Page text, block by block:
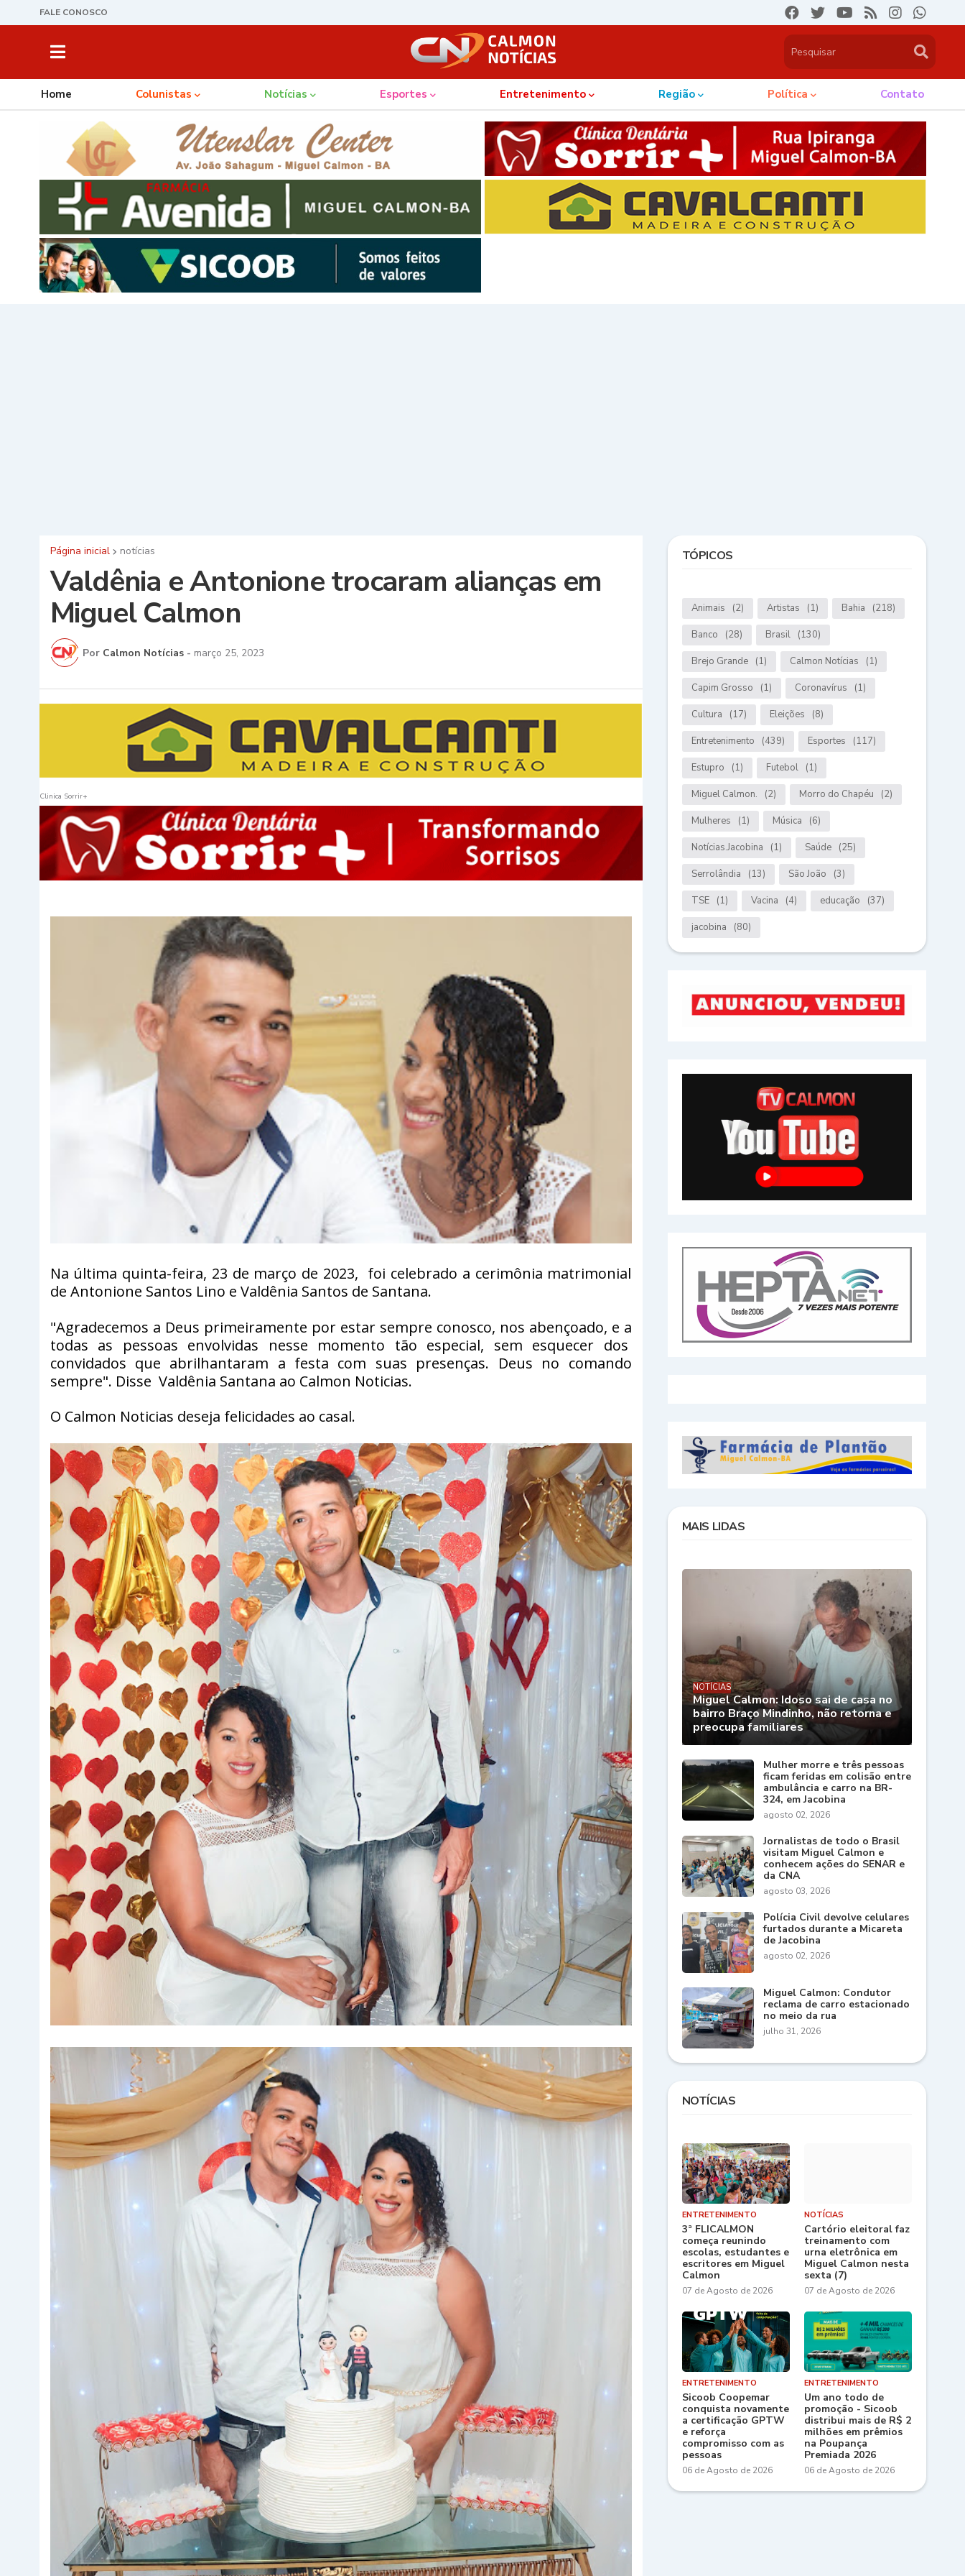
FALE CONOSCO
Home Colunistas Notícias Esportes Entretenimento Região Política Contato
Página inicial notícias
Valdênia e Antonione trocaram alianças em
Miguel Calmon
Por Calmon Notícias - março 25, 2023
Clinica Sorrir+
Na última quinta-feira, 23 de março de 2023, foi celebrado a cerimônia matrimonial
de Antonione Santos Lino e Valdênia Santos de Santana.
"Agradecemos a Deus primeiramente por estar sempre conosco, nos abençoado, e a
todas as pessoas envolvidas nesse momento tão especial, sem esquecer dos
convidados que abrilhantaram a festa com suas presenças. Deus no comando
sempre". Disse Valdênia Santana ao Calmon Noticias.
O Calmon Noticias deseja felicidades ao casal.
TÓPICOS
Animais (2) Artistas (1) Bahia (218)
Banco (28) Brasil (130)
Brejo Grande (1) Calmon Notícias (1)
Capim Grosso (1) Coronavírus (1)
Cultura (17) Eleições (8)
Entretenimento (439) Esportes (117)
Estupro (1) Futebol (1)
Miguel Calmon. (2) Morro do Chapéu (2)
Mulheres (1) Música (6)
Notícias.Jacobina (1) Saúde (25)
Serrolândia (13) São João (3)
TSE (1) Vacina (4) educação (37)
jacobina (80)
MAIS LIDAS
NOTÍCIAS
Miguel Calmon: Idoso sai de casa no
bairro Braço Mindinho, não retorna e
preocupa familiares
Mulher morre e três pessoas
ficam feridas em colisão entre
ambulância e carro na BR-
324, em Jacobina
agosto 02, 2026
Jornalistas de todo o Brasil
visitam Miguel Calmon e
conhecem ações do SENAR e
da CNA
agosto 03, 2026
Polícia Civil devolve celulares
furtados durante a Micareta
de Jacobina
agosto 02, 2026
Miguel Calmon: Condutor
reclama de carro estacionado
no meio da rua
julho 31, 2026
NOTÍCIAS
ENTRETENIMENTO
3ª FLICALMON
começa reunindo
escolas, estudantes e
escritores em Miguel
Calmon
07 de Agosto de 2026
NOTÍCIAS
Cartório eleitoral faz
treinamento com
urna eletrônica em
Miguel Calmon nesta
sexta (7)
07 de Agosto de 2026
ENTRETENIMENTO
Sicoob Coopemar
conquista novamente
a certificação GPTW
e reforça
compromisso com as
pessoas
06 de Agosto de 2026
ENTRETENIMENTO
Um ano todo de
promoção - Sicoob
distribui mais de R$ 2
milhões em prêmios
na Poupança
Premiada 2026
06 de Agosto de 2026